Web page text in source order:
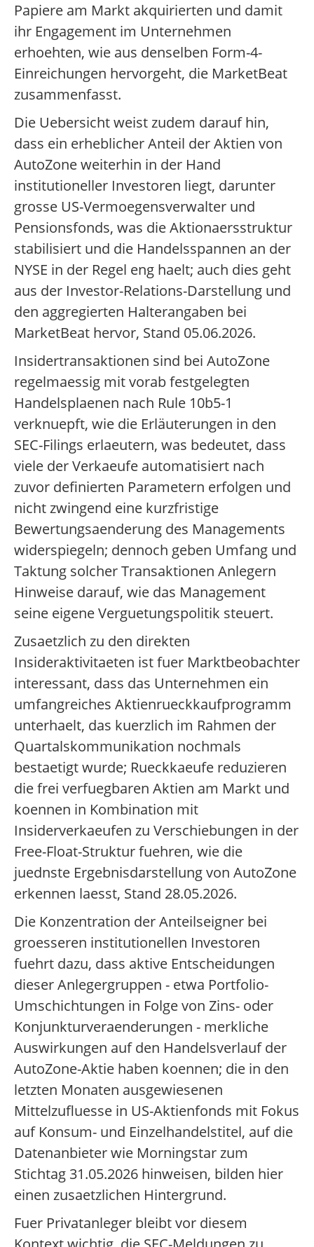
Papiere am Markt akquirierten und damit
ihr Engagement im Unternehmen
erhoehten, wie aus denselben Form-4-
Einreichungen hervorgeht, die MarketBeat
zusammenfasst.
Die Uebersicht weist zudem darauf hin,
dass ein erheblicher Anteil der Aktien von
AutoZone weiterhin in der Hand
institutioneller Investoren liegt, darunter
grosse US-Vermoegensverwalter und
Pensionsfonds, was die Aktionaersstruktur
stabilisiert und die Handelsspannen an der
NYSE in der Regel eng haelt; auch dies geht
aus der Investor-Relations-Darstellung und
den aggregierten Halterangaben bei
MarketBeat hervor, Stand 05.06.2026.
Insidertransaktionen sind bei AutoZone
regelmaessig mit vorab festgelegten
Handelsplaenen nach Rule 10b5-1
verknuepft, wie die Erläuterungen in den
SEC-Filings erlaeutern, was bedeutet, dass
viele der Verkaeufe automatisiert nach
zuvor definierten Parametern erfolgen und
nicht zwingend eine kurzfristige
Bewertungsaenderung des Managements
widerspiegeln; dennoch geben Umfang und
Taktung solcher Transaktionen Anlegern
Hinweise darauf, wie das Management
seine eigene Verguetungspolitik steuert.
Zusaetzlich zu den direkten
Insideraktivitaeten ist fuer Marktbeobachter
interessant, dass das Unternehmen ein
umfangreiches Aktienrueckkaufprogramm
unterhaelt, das kuerzlich im Rahmen der
Quartalskommunikation nochmals
bestaetigt wurde; Rueckkaeufe reduzieren
die frei verfuegbaren Aktien am Markt und
koennen in Kombination mit
Insiderverkaeufen zu Verschiebungen in der
Free-Float-Struktur fuehren, wie die
juednste Ergebnisdarstellung von AutoZone
erkennen laesst, Stand 28.05.2026.
Die Konzentration der Anteilseigner bei
groesseren institutionellen Investoren
fuehrt dazu, dass aktive Entscheidungen
dieser Anlegergruppen - etwa Portfolio-
Umschichtungen in Folge von Zins- oder
Konjunkturveraenderungen - merkliche
Auswirkungen auf den Handelsverlauf der
AutoZone-Aktie haben koennen; die in den
letzten Monaten ausgewiesenen
Mittelzufluesse in US-Aktienfonds mit Fokus
auf Konsum- und Einzelhandelstitel, auf die
Datenanbieter wie Morningstar zum
Stichtag 31.05.2026 hinweisen, bilden hier
einen zusaetzlichen Hintergrund.
Fuer Privatanleger bleibt vor diesem